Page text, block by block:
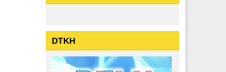
DTKH